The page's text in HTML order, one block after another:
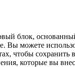
блок,
Вы можете
чтобы сохранить
которые вы